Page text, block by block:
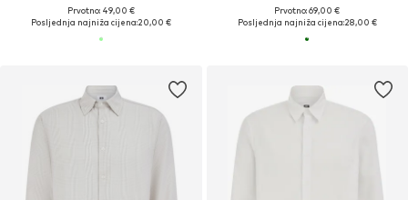
Prvotno: 49,00 €
Posljednja najniža cijena:20,00 €
Prvotno: 69,00 €
Posljednja najniža cijena:28,00 €